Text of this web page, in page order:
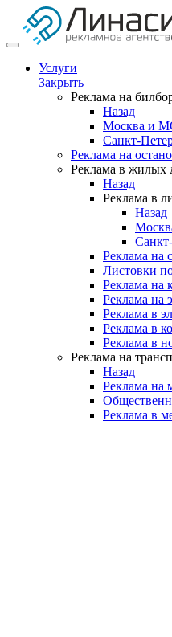
Услуги
Закрыть
Реклама на
Назад
Москва и
Санкт-
Реклама на
Реклама в жилых
Назад
Реклама в
Назад
Реклама на
Листовки
Реклама на
Реклама на
Реклама в
Реклама в
Реклама в
Реклама на
Назад
Реклама на
Реклама в